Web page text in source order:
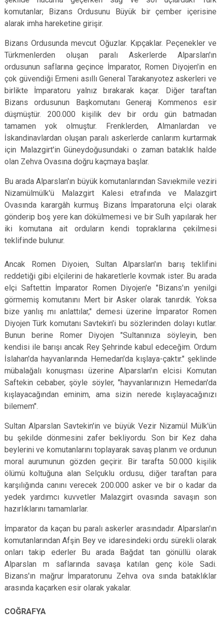
komutanlar; Bizans Ordusunu Büyük bir çember içerisine
alarak imha hareketine girişir.
Bizans Ordusunda mevcut Oğuzlar. Kıpçaklar. Peçenekler ve
Türkmenlerden oluşan paralı Asker­lerde Alparslan'ın
ordusunun saflarına geçince İmparator, Romen Diyojen'in en
çok güvendiği Ermeni asıllı General Tarakanyotez askerleri ve
birlikte İmparatoru yalnız bırakarak kaçar. Diğer taraftan
Bizans ordusunun Başkomutanı Generaj Kommenos esir
düşmüştür. 200.000 kişilik dev bir ordu gün batmadan
tamamen yok olmuştur. Frenklerden, Almanlardan ve
İskandinavlardan oluşan paralı askerlerde canlarım kurtarmak
için Malazgirt'in Güneydoğusundaki o zaman bataklık halde
olan Zehva Ovasına doğru kaçmaya başlar.
Bu arada Alparslan'ın büyük komutanlarından Savıekmile veziri
Nizamülmülk'ü Malazgirt Kalesi etrafında ve Malazgirt
Ovasında karargâh kurmuş Bizans İmparatoruna elçi olarak
gönderip boş yere kan dökülmemesi ve bir Sulh yapılarak her
iki komutana ait orduların kendi topraklarına çekil­mesi
teklifinde bulunur.
Ancak Romen Diyoien, Sultan Alparslan'ın barış teklifini
reddetiği gibi elçilerini de hakaretler­le kovmak ister. Bu arada
elçi Saftettin İmparator Romen Diyojen'e "Bizans'ın yenilgi
görmemiş komutanını Mert bir Asker olarak tanırdık. Yoksa
bize yanlış mı anlattılar," demesi üzerine İmparator Romen
Diyojen Türk komutanı Savtekin'i bu sözlerinden dolayı kutlar.
Bunun berine Romer Diyojen "Sultanınıza söyleyin, ben
kendisi ile barışı ancak Rey Şehrinde kabul edeceğim. Ordum
İslahan'da hayvanlarında Hemedan'da kışlaya-çaktır." şeklinde
mübalağalı konuşması üzerine Alparslan'ın elcisi Komutan
Saftekin cebaber, şöyle söyler, "hayvanlarınızın Hemedan'da
kışlayacağından eminim, ama sizin nerede kışlayacağınızı
bilemem".
Sultan Alparslan Savtekin'in ve büyük Vezir Nizamül Mülk'ün
bu şekilde dönmesini zafer bekliyordu. Son bir Kez daha
beylerini ve komutan­larını toplayarak savaş planım ve ordunun
moral aurumunun gözden geçirir. Bir tarafta 50.000 kişilik
ölümü koltuğuna alan Selçuklu ordusu, diğer taraftan para
karşılığında canını verecek 200.000 asker ve bir o kadar da
yedek yardımcı kuvvetler Malazgirt ovasında savaşın son
hazırlıklarını tamamlarlar.
İmparator da kaçan bu paralı askerler arasındadır. Alparslan'ın
komutanlarından Afşin Bey ve idaresindeki ordu sürekli olarak
onları takip ederler Bu arada Bağdat tan gönüllü olarak
Alparslan m saflarında savaşa katılan genç köle Sadi.
Bizans'ın mağrur İmparatorunu Zehva ova sında bataklıklar
arasında kaçarken esir olarak yakalar.
COĞRAFYA